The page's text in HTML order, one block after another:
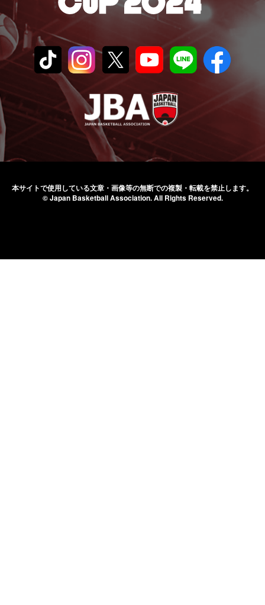
本サイトで使用している文章・画像等の無断での複製・転載を禁止します。
© Japan Basketball Association.All Rights Reserved.